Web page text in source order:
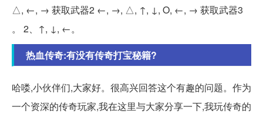
△, ←, → 获取武器2 ←, →, △, ↑, ↓, O, ←, → 获取武器3
。 2、↑, ↓, ←。
热血传奇:有没有传奇打宝秘籍?
哈喽,小伙伴们,大家好。很高兴回答这个有趣的问题。作为
一个资深的传奇玩家,我在这里与大家分享一下,我玩传奇的